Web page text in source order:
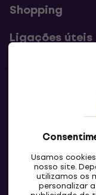
Usamos
nosso site.
utilizamos os
personalizar
Shopping
Ligações úteis